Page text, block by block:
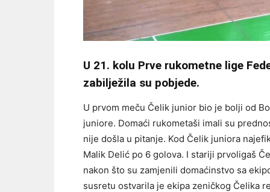
U 21. kolu Prve rukometne lige
zabilježila su pobjede.
U prvom meču Čelik junior bio je bolji od
juniore. Domaći rukometaši imali su
nije došla u pitanje. Kod Čelik juniora
Malik Delić po 6 golova. I stariji prvoligaš
nakon što su zamjenili domaćinstvo sa
susretu ostvarila je ekipa zeničkog Čelika